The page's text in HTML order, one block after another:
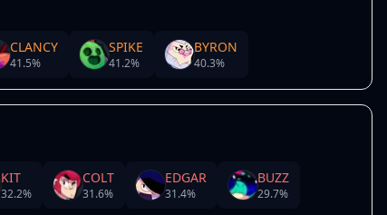
CLANCY
41.5%
SPIKE
41.2%
BYRON
40.3%
KIT
32.2%
COLT
31.6%
EDGAR
31.4%
BUZZ
29.7%